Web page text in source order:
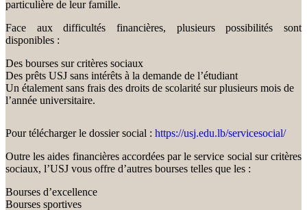
particulière de leur famille.
Face aux difficultés financières, plusieurs possibilités sont
disponibles :
Des bourses sur critères sociaux
Des prêts USJ sans intérêts à la demande de l’étudiant
Un étalement sans frais des droits de scolarité sur plusieurs mois de
l’année universitaire.
Pour télécharger le dossier social : https://usj.edu.lb/servicesocial/
Outre les aides financières accordées par le service social sur critères
sociaux, l’USJ vous offre d’autres bourses telles que les :
Bourses d’excellence
Bourses sportives